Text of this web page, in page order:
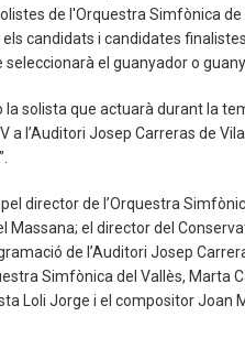
de l'Orquestra Simfònica de
candidats i candidates
seleccionarà el guanyador o
la solista que actuarà durant la
a l’Auditori Josep Carreras de
director de l’Orquestra
Massana; el director del
de l’Auditori Josep
Simfònica del Vallès, Marta
Loli Jorge i el compositor Joan